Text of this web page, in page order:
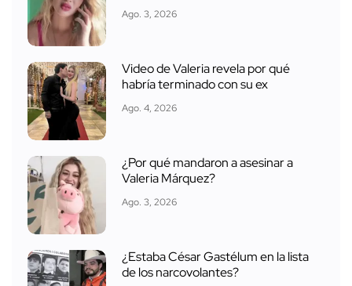
Ago. 3, 2026
Video de Valeria revela por qué
habría terminado con su ex
Ago. 4, 2026
¿Por qué mandaron a asesinar a
Valeria Márquez?
Ago. 3, 2026
¿Estaba César Gastélum en la lista
de los narcovolantes?